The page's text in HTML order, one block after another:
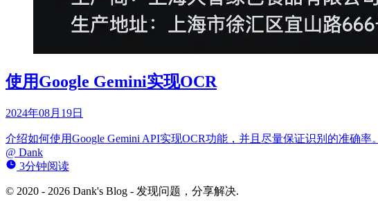
使用Google Gemini实现OCR
2024年08月19日
介绍如何使用Google Gemini API实现OCR功能，并且尽量保证识别的准确率。
@ Dank
3分钟阅读
© 2020 - 2026 Dank's Blog - 发现问题，分享解决.